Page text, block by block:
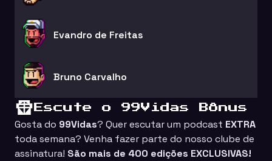
Evandro de Freitas
Bruno Carvalho
Escute o 99Vidas Bônus
Gosta do 99Vidas? Quer escutar um podcast EXTRA
toda semana? Venha fazer parte do nosso clube de
assinatura! São mais de 400 edições EXCLUSIVAS!